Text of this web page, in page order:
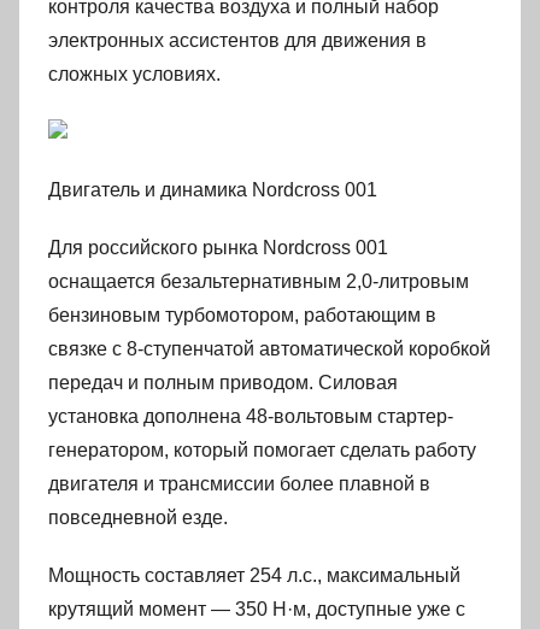
контроля качества воздуха и полный набор
электронных ассистентов для движения в
сложных условиях.
Двигатель и динамика Nordcross 001
Для российского рынка Nordcross 001
оснащается безальтернативным 2,0-литровым
бензиновым турбомотором, работающим в
связке с 8-ступенчатой автоматической коробкой
передач и полным приводом. Силовая
установка дополнена 48-вольтовым стартер-
генератором, который помогает сделать работу
двигателя и трансмиссии более плавной в
повседневной езде.
Мощность составляет 254 л.с., максимальный
крутящий момент — 350 Н·м, доступные уже с